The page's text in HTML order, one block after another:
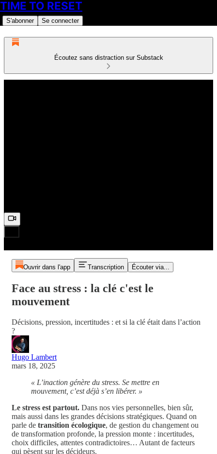
TIME TO RESET
S'abonner Se connecter
Écoutez sans distraction sur Substack
Ouvrir dans l'app Transcription Écouter via...
Face au stress : la clé c'est le
mouvement
Décisions, pression, incertitudes : et si la clé était dans l’action
?
Hugo Lambert
mars 18, 2025
« L’inaction génère du stress. Se mettre en
mouvement, c’est déjà s’en libérer. »
Le stress est partout. Dans nos vies personnelles, bien sûr,
mais aussi dans les grandes décisions stratégiques. Quand on
parle de transition écologique, de gestion du changement ou
de transformation profonde, la pression monte : incertitudes,
choix difficiles, attentes contradictoires… Autant de facteurs
qui pèsent sur les décideurs.